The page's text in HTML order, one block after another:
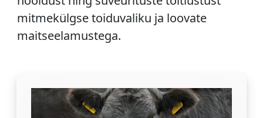
mitmekülgse toiduvaliku ja loovate
maitseelamustega.